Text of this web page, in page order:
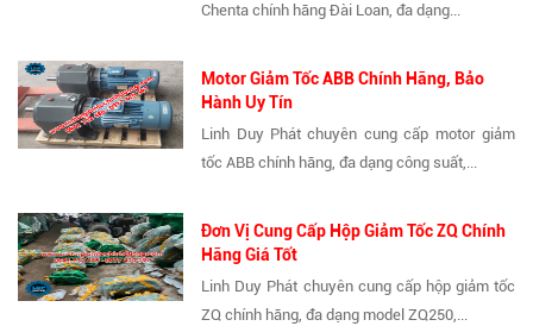
Chenta chính hãng Đài Loan, đa dạng...
Motor Giảm Tốc ABB Chính Hãng, Bảo
Hành Uy Tín
Linh Duy Phát chuyên cung cấp motor giảm
tốc ABB chính hãng, đa dạng công suất,...
Đơn Vị Cung Cấp Hộp Giảm Tốc ZQ Chính
Hãng Giá Tốt
Linh Duy Phát chuyên cung cấp hộp giảm tốc
ZQ chính hãng, đa dạng model ZQ250,...